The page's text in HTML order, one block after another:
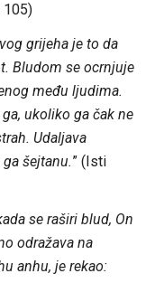
105)
grijeha je to da
Bludom se ocrnjuje
među ljudima.
ukoliko ga čak ne
Udaljava
šejtanu.” (Isti
se raširi blud, On
odražava na
anhu, je rekao: